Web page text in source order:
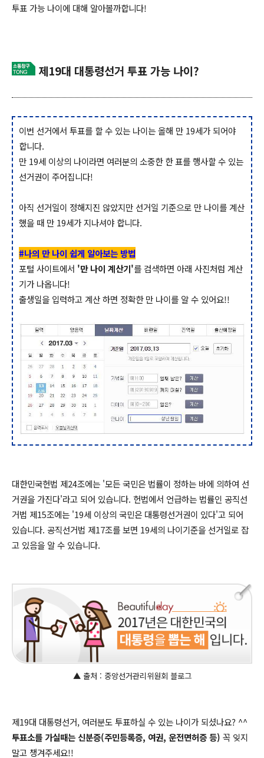
투표 가능 나이에 대해 알아볼까합니다!
제19대 대통령선거 투표 가능 나이?
이번 선거에서 투표를 할 수 있는 나이는 올해 만 19세가 되어야
합니다.
만 19세 이상의 나이라면 여러분의 소중한 한 표를 행사할 수 있는
선거권이 주어집니다!
아직 선거일이 정해지진 않았지만 선거일 기준으로 만 나이를 계산
했을 때 만 19세가 지나셔야 합니다.
#나의 만 나이 쉽게 알아보는 방법
포털 사이트에서 '만 나이 계산기'를 검색하면 아래 사진처럼 계산
기가 나옵니다!
출생일을 입력하고 계산 하면 정확한 만 나이를 알 수 있어요!!
대한민국헌법 제24조에는 '모든 국민은 법률이 정하는 바에 의하여 선
거권을 가진다'라고 되어 있습니다. 헌법에서 언급하는 법률인 공직선
거법 제15조에는 '19세 이상의 국민은 대통령선거권이 있다'고 되어
있습니다. 공직선거법 제17조를 보면 19세의 나이기준을 선거일로 잡
고 있음을 알 수 있습니다.
▲ 출처 : 중앙선거관리위원회 블로그
제19대 대통령선거, 여러분도 투표하실 수 있는 나이가 되셨나요? ^^
투표소를 가실때는 신분증(주민등록증, 여권, 운전면허증 등) 꼭 잊지
말고 챙겨주세요!!